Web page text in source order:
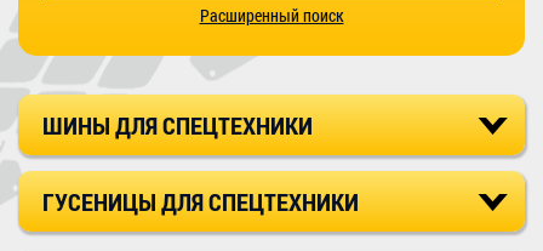
ШИНЫ ДЛЯ СПЕЦТЕХНИКИ
ГУСЕНИЦЫ ДЛЯ СПЕЦТЕХНИКИ
Расширенный поиск